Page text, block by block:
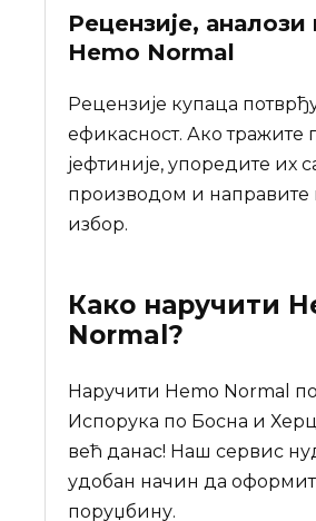
Рецензије, аналози
Hemo Normal
Рецензије купаца
ефикасност. Ако тражите
јефтиније, упоредите их
производом и направите
избор.
Како наручити
Normal?
Наручити Hemo Normal
Испорука по Босна и
већ данас! Наш сервис
удобан начин да
поруџбину.